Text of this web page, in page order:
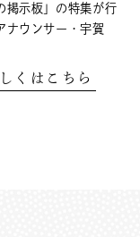
掲示板」の特集が行
ナウンサー・宇賀
くはこちら